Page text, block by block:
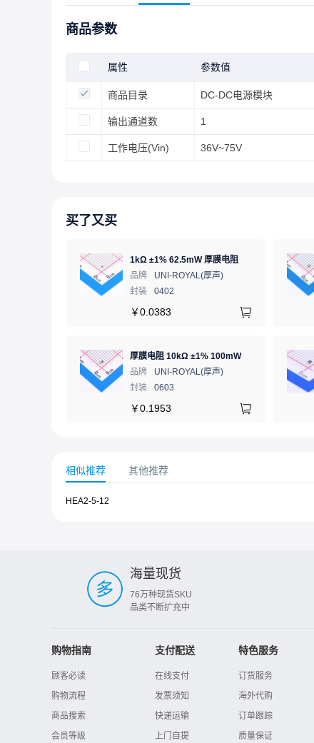
商品参数
属性 参数值
商品目录 DC-DC电源模块
输出通道数 1
工作电压(Vin) 36V~75V
买了又买
1kΩ ±1% 62.5mW 厚膜电阻
品牌
UNI-ROYAL(厚声)
封装
0402
￥0.0383
厚膜电阻 10kΩ ±1% 100mW
品牌
UNI-ROYAL(厚声)
封装
0603
￥0.1953
相似推荐 其他推荐
HEA2-5-12
海量现货
76万种现货SKU
品类不断扩充中
购物指南
顾客必读
购物流程
商品搜索
会员等级
支付配送
在线支付
发票须知
快递运输
上门自提
特色服务
订货服务
海外代购
订单跟踪
质量保证